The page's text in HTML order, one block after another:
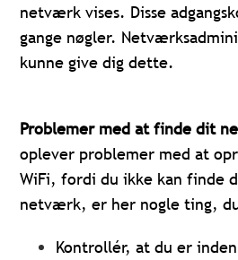
netværk vises. Disse
gange nøgler.
kunne give dig dette.
Problemer med at finde dit
oplever problemer med at
WiFi, fordi du ikke kan finde
netværk, er her nogle ting,
Kontrollér, at du er